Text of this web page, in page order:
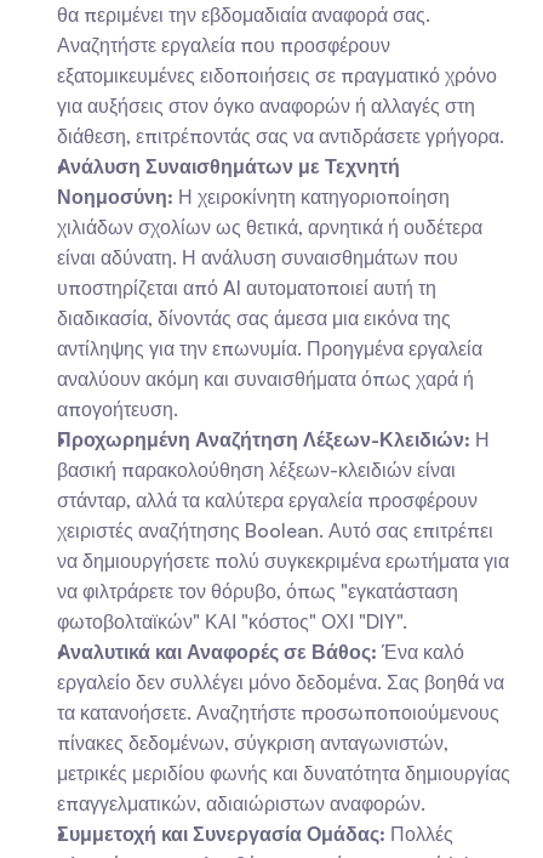
θα περιμένει την εβδομαδιαία αναφορά σας.
Αναζητήστε εργαλεία που προσφέρουν
εξατομικευμένες ειδοποιήσεις σε πραγματικό χρόνο
για αυξήσεις στον όγκο αναφορών ή αλλαγές στη
διάθεση, επιτρέποντάς σας να αντιδράσετε γρήγορα.
Ανάλυση Συναισθημάτων με Τεχνητή
Νοημοσύνη: Η χειροκίνητη κατηγοριοποίηση
χιλιάδων σχολίων ως θετικά, αρνητικά ή ουδέτερα
είναι αδύνατη. Η ανάλυση συναισθημάτων που
υποστηρίζεται από AI αυτοματοποιεί αυτή τη
διαδικασία, δίνοντάς σας άμεσα μια εικόνα της
αντίληψης για την επωνυμία. Προηγμένα εργαλεία
αναλύουν ακόμη και συναισθήματα όπως χαρά ή
απογοήτευση.
Προχωρημένη Αναζήτηση Λέξεων-Κλειδιών: Η
βασική παρακολούθηση λέξεων-κλειδιών είναι
στάνταρ, αλλά τα καλύτερα εργαλεία προσφέρουν
χειριστές αναζήτησης Boolean. Αυτό σας επιτρέπει
να δημιουργήσετε πολύ συγκεκριμένα ερωτήματα για
να φιλτράρετε τον θόρυβο, όπως "εγκατάσταση
φωτοβολταϊκών" ΚΑΙ "κόστος" ΟΧΙ "DIY".
Αναλυτικά και Αναφορές σε Βάθος: Ένα καλό
εργαλείο δεν συλλέγει μόνο δεδομένα. Σας βοηθά να
τα κατανοήσετε. Αναζητήστε προσωποποιούμενους
πίνακες δεδομένων, σύγκριση ανταγωνιστών,
μετρικές μεριδίου φωνής και δυνατότητα δημιουργίας
επαγγελματικών, αδιαιώριστων αναφορών.
Συμμετοχή και Συνεργασία Ομάδας: Πολλές